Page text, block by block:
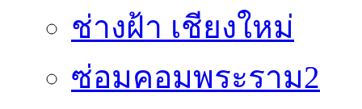
ช่างฝ้า เชียงใหม่
ซ่อมคอมพระราม2